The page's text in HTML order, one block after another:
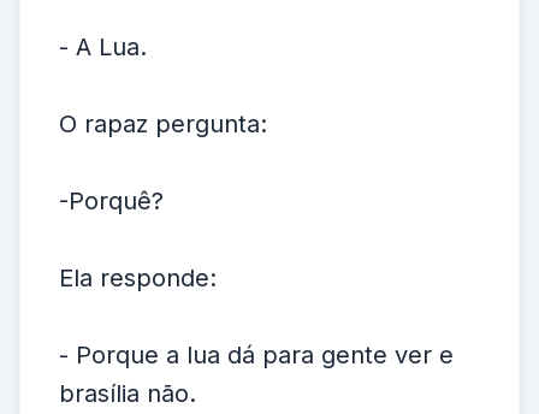
- A Lua.
O rapaz pergunta:
-Porquê?
Ela responde:
- Porque a lua dá para gente ver e
brasília não.